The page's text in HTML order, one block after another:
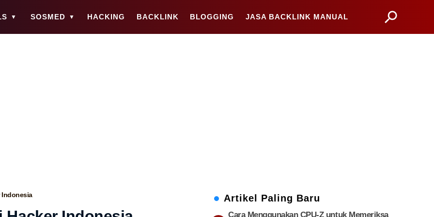
SOSMED HACKING BACKLINK BLOGGING JASA BACKLINK MANUAL
Indonesia Artikel Paling Baru
Cara Menggunakan CPU-Z untuk Memeriksa